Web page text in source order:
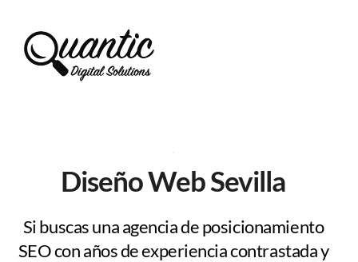
contenido
Diseño Web Sevilla
Si buscas una agencia de posicionamiento
SEO con años de experiencia contrastada y